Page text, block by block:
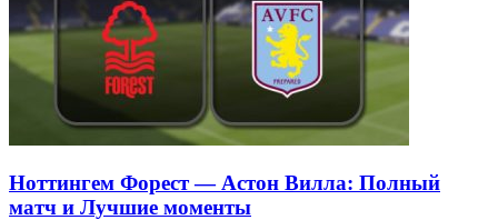
Ноттингем Форест — Астон Вилла: Полный
матч и Лучшие моменты